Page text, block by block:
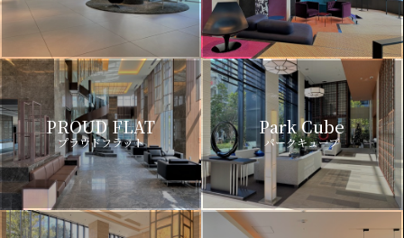
PROUD FLAT
プラウドフラット
Park Cube
パークキューブ